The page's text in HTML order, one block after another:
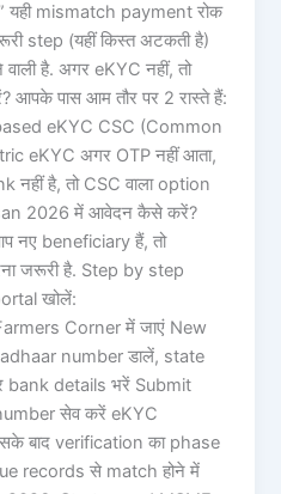
यही mismatch payment रोक
step (यहीं किस्त अटकती है)
है. अगर eKYC नहीं, तो
आपके पास आम तौर पर 2 रास्ते हैं:
eKYC CSC (Common
eKYC अगर OTP नहीं आता,
नहीं है, तो CSC वाला option
2026 में आवेदन कैसे करें?
नए beneficiary हैं, तो
जरूरी है. Step by step
खोलें:
Corner में जाएं New
number डालें, state
details भरें Submit
सेव करें eKYC
बाद verification का phase
records से match होने में